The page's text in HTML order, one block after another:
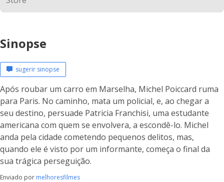
Sinopse
sugerir sinopse
Após roubar um carro em Marselha, Michel Poiccard ruma
para Paris. No caminho, mata um policial, e, ao chegar a
seu destino, persuade Patricia Franchisi, uma estudante
americana com quem se envolvera, a escondê-lo. Michel
anda pela cidade cometendo pequenos delitos, mas,
quando ele é visto por um informante, começa o final da
sua trágica perseguição.
Enviado por melhoresfilmes